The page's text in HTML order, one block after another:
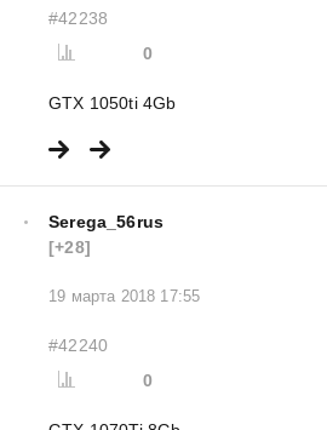
#42238
0
GTX 1050ti 4Gb
Serega_56rus
[+28]
19 марта 2018 17:55
#42240
0